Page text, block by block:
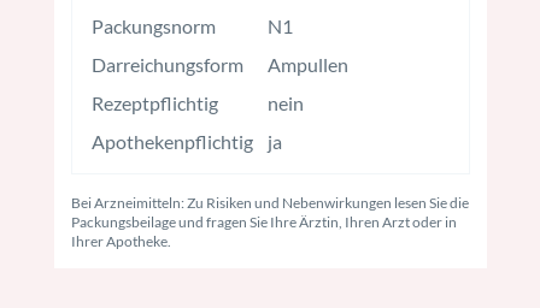
Packungsnorm
N1
Darreichungsform
Ampullen
Rezeptpflichtig
nein
Apothekenpflichtig
ja
Bei Arzneimitteln: Zu Risiken und Nebenwirkungen lesen Sie die
Packungsbeilage und fragen Sie Ihre Ärztin, Ihren Arzt oder in
Ihrer Apotheke.